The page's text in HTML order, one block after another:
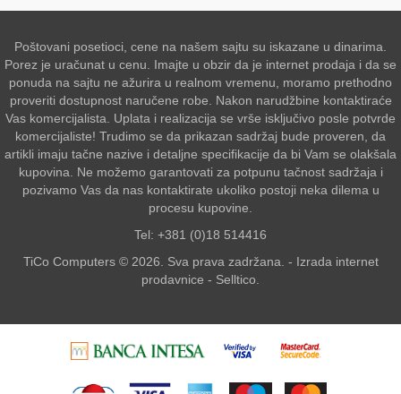
Poštovani posetioci, cene na našem sajtu su iskazane u dinarima.
Porez je uračunat u cenu. Imajte u obzir da je internet prodaja i da se
ponuda na sajtu ne ažurira u realnom vremenu, moramo prethodno
proveriti dostupnost naručene robe. Nakon narudžbine kontaktiraće
Vas komercijalista. Uplata i realizacija se vrše isključivo posle potvrde
komercijaliste! Trudimo se da prikazan sadržaj bude proveren, da
artikli imaju tačne nazive i detaljne specifikacije da bi Vam se olakšala
kupovina. Ne možemo garantovati za potpunu tačnost sadržaja i
pozivamo Vas da nas kontaktirate ukoliko postoji neka dilema u
procesu kupovine.
Tel: +381 (0)18 514416
TiCo Computers © 2026. Sva prava zadržana. - Izrada internet
prodavnice - Selltico.